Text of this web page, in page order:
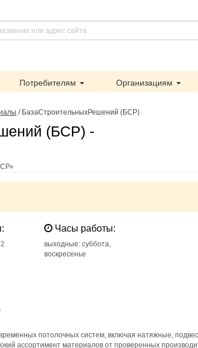
Потребителям Организациям
/ БазаСтроительныхРешений (БСР)
(БСР) -
Часы работы:
выходные: суббота,
воскресенье
потолочных систем, включая натяжные,
ассортимент материалов от проверенных